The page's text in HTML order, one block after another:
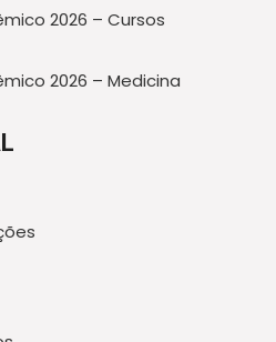
2026 – Cursos
2026 – Medicina